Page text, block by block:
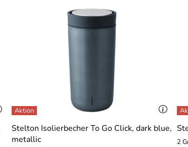
Stelton Isolierbecher To Go Click, dark blue,
metallic
2